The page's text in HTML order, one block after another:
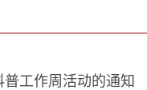
工作周活动的通知